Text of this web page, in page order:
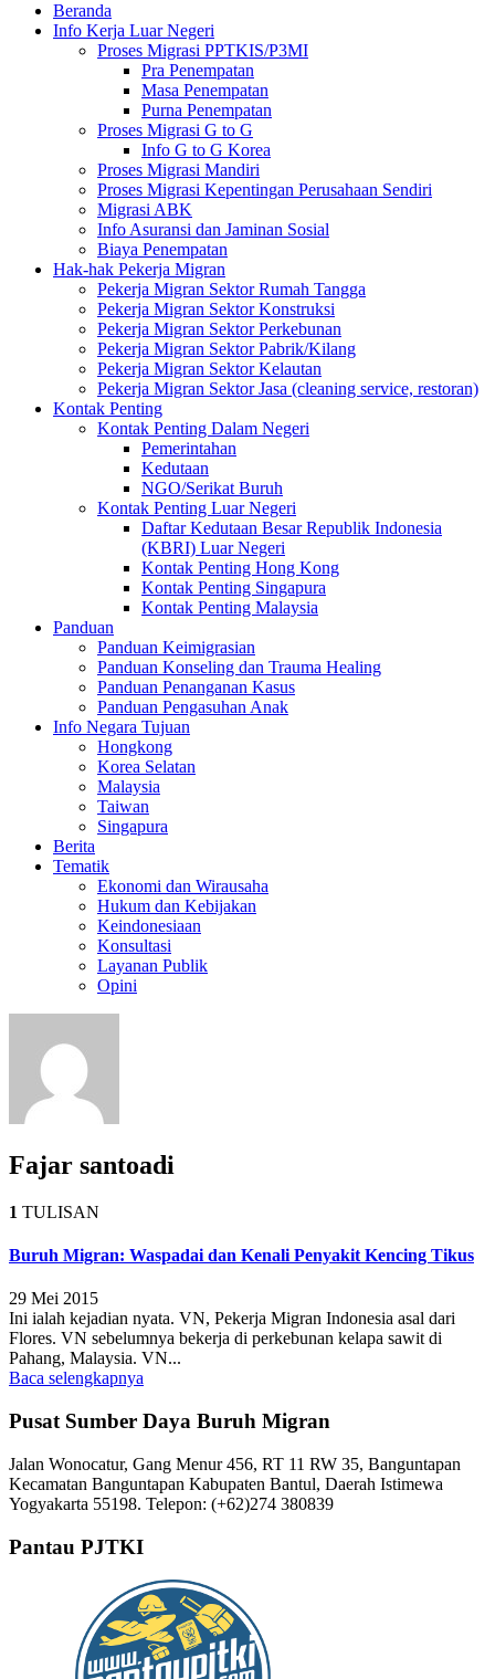
Beranda
Info Kerja Luar Negeri
Proses Migrasi PPTKIS/P3MI
Pra Penempatan
Masa Penempatan
Purna Penempatan
Proses Migrasi G to G
Info G to G Korea
Proses Migrasi Mandiri
Proses Migrasi Kepentingan Perusahaan Sendiri
Migrasi ABK
Info Asuransi dan Jaminan Sosial
Biaya Penempatan
Hak-hak Pekerja Migran
Pekerja Migran Sektor Rumah Tangga
Pekerja Migran Sektor Konstruksi
Pekerja Migran Sektor Perkebunan
Pekerja Migran Sektor Pabrik/Kilang
Pekerja Migran Sektor Kelautan
Pekerja Migran Sektor Jasa (cleaning service, restoran)
Kontak Penting
Kontak Penting Dalam Negeri
Pemerintahan
Kedutaan
NGO/Serikat Buruh
Kontak Penting Luar Negeri
Daftar Kedutaan Besar Republik Indonesia
(KBRI) Luar Negeri
Kontak Penting Hong Kong
Kontak Penting Singapura
Kontak Penting Malaysia
Panduan
Panduan Keimigrasian
Panduan Konseling dan Trauma Healing
Panduan Penanganan Kasus
Panduan Pengasuhan Anak
Info Negara Tujuan
Hongkong
Korea Selatan
Malaysia
Taiwan
Singapura
Berita
Tematik
Ekonomi dan Wirausaha
Hukum dan Kebijakan
Keindonesiaan
Konsultasi
Layanan Publik
Opini
Fajar santoadi
1 TULISAN
Buruh Migran: Waspadai dan Kenali Penyakit Kencing Tikus
29 Mei 2015
Ini ialah kejadian nyata. VN, Pekerja Migran Indonesia asal dari
Flores. VN sebelumnya bekerja di perkebunan kelapa sawit di
Pahang, Malaysia. VN...
Baca selengkapnya
Pusat Sumber Daya Buruh Migran
Jalan Wonocatur, Gang Menur 456, RT 11 RW 35, Banguntapan
Kecamatan Banguntapan Kabupaten Bantul, Daerah Istimewa
Yogyakarta 55198. Telepon: (+62)274 380839
Pantau PJTKI